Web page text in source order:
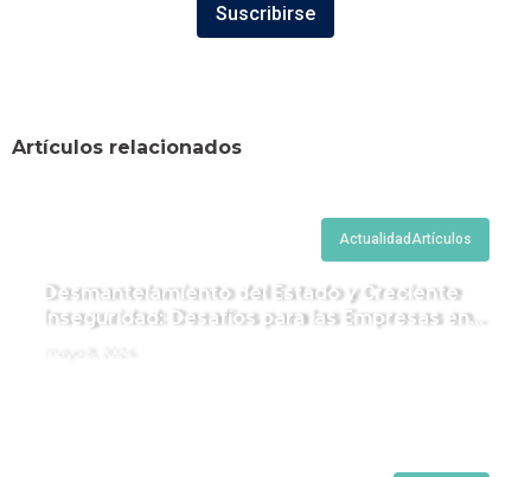
Suscribirse
Artículos relacionados
ActualidadArtículos
Desmantelamiento del Estado y Creciente
Inseguridad: Desafíos para las Empresas en